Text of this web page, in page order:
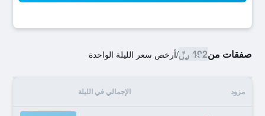
صفقات من492 ﷼ /أرخص سعر الليلة الواحدة
مزود الإجمالي في الليلة